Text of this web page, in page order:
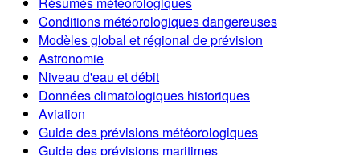
Conditions météorologiques dangereuses
Modèles global et régional de prévision
Astronomie
Niveau d'eau et débit
Données climatologiques historiques
Aviation
Guide des prévisions météorologiques
Guide des prévisions maritimes